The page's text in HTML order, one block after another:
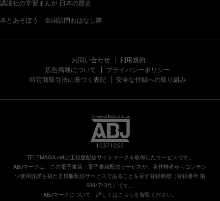
講談社の学習まんが 日本の歴史
本とあそぼう 全国訪問おはなし隊
お問い合わせ
利用規約
広告掲載について
プライバシーポリシー
特定商取引法に基づく表記
安全な付録への取り組み
TELEMAGA.netは正規版配信サイトマークを取得したサービスです。
ABJマークは、この電子書店・電子書籍配信サービスが、著作権者からコンテン
ツ使用許諾を得た正規版配信サービスであることを示す登録商標（登録番号 第
6091713号）です。
ABJマークについて、詳しくはこちらを御覧ください。